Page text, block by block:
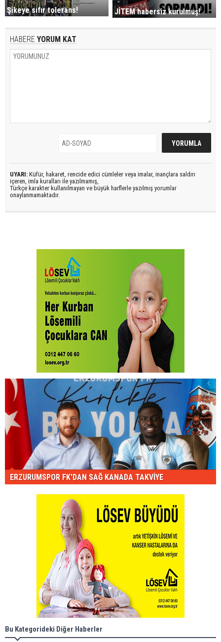
Şikeye sıfır tolerans! JİTEM habersiz kurulmuş!
HABERE YORUM KAT
UYARI: Küfür, hakaret, rencide edici cümleler veya imalar, inançlara saldırı
içeren, imla kuralları ile yazılmamış,
Türkçe karakter kullanılmayan ve büyük harflerle yazılmış yorumlar
onaylanmamaktadır.
ERZURUMSPOR FK'DAN SAĞ KANADA TAKVİYE
Bu Kategorideki Diğer Haberler